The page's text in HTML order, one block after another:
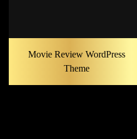
Movie Review WordPress
Theme